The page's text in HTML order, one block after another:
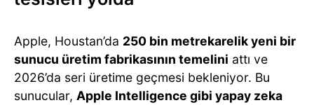
Apple, Houstan’da 250 bin metrekarelik yeni bir
sunucu üretim fabrikasının temelini attı ve
2026’da seri üretime geçmesi bekleniyor. Bu
sunucular, Apple Intelligence gibi yapay zeka